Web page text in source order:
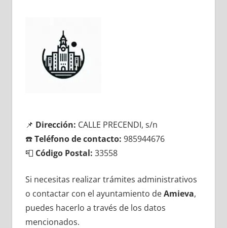
📌 Dirección: CALLE PRECENDI, s/n
☎️Teléfono dе contacto: 985944676
📮 Código Postal: 33558
Si necesitas realizar trámites administrativos
ο contactar сοn el ayuntamiento dеAmieva,
puedes hacerlo а través dе los datos
mencionados.